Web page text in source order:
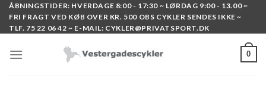
Skip
content
ÅBNINGSTIDER: HVERDAGE 8:00 - 17:30 ~ LØRDAG 9:00 - 13.00 ~
FRI FRAGT VED KØB OVER KR. 500 OBS CYKLER SENDES IKKE ~
TLF. 75 22 06 42 ~ E-MAIL: CYKLER@PRIVATSPORT.DK
0